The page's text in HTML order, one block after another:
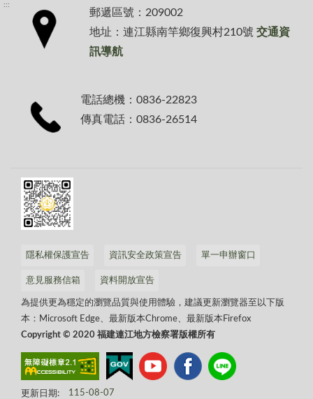
:::
郵遞區號：209002
地址：連江縣南竿鄉復興村210號 交通資
訊導航
電話總機：0836-22823
傳真電話：0836-26514
隱私權保護宣告 資訊安全政策宣告 單一申辦窗口
意見服務信箱 資料開放宣告
為提供更為穩定的瀏覽品質與使用體驗，建議更新瀏覽器至以下版
本：Microsoft Edge、最新版本Chrome、最新版本Firefox
Copyright © 2020 福建連江地方檢察署版權所有
更新日期: 115-08-07